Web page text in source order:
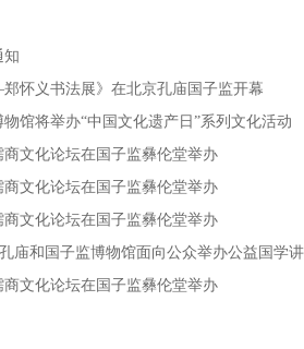
知
怀义书法展》在北京孔庙国子监开幕
馆将举办“中国文化遗产日”系列文化活动
文化论坛在国子监彝伦堂举办
文化论坛在国子监彝伦堂举办
文化论坛在国子监彝伦堂举办
庙和国子监博物馆面向公众举办公益国学
文化论坛在国子监彝伦堂举办